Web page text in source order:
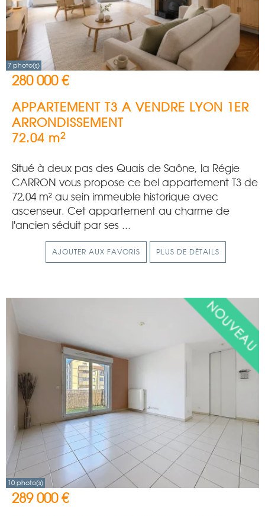
7 photo(s)
280 000 €
APPARTEMENT T3 A VENDRE LYON 1ER
ARRONDISSEMENT
72.04 m2
Situé à deux pas des Quais de Saône, la Régie
CARRON vous propose ce bel appartement T3 de
72,04 m² au sein immeuble historique avec
ascenseur. Cet appartement au charme de
l'ancien séduit par ses ...
AJOUTER AUX FAVORIS PLUS DE DÉTAILS
10 photo(s)
289 000 €